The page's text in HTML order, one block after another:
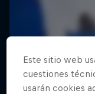
Este sitio web
cuestiones
usarán cookies